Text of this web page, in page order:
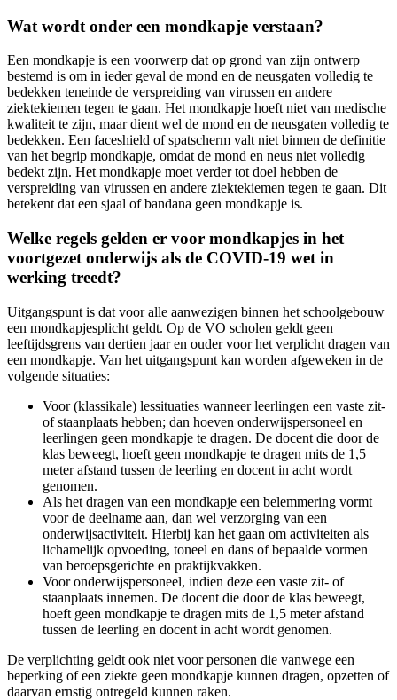
Wat wordt onder een mondkapje verstaan?
Een mondkapje is een voorwerp dat op grond van zijn ontwerp
bestemd is om in ieder geval de mond en de neusgaten volledig te
bedekken teneinde de verspreiding van virussen en andere
ziektekiemen tegen te gaan. Het mondkapje hoeft niet van medische
kwaliteit te zijn, maar dient wel de mond en de neusgaten volledig te
bedekken. Een faceshield of spatscherm valt niet binnen de definitie
van het begrip mondkapje, omdat de mond en neus niet volledig
bedekt zijn. Het mondkapje moet verder tot doel hebben de
verspreiding van virussen en andere ziektekiemen tegen te gaan. Dit
betekent dat een sjaal of bandana geen mondkapje is.
Welke regels gelden er voor mondkapjes in het
voortgezet onderwijs als de COVID-19 wet in
werking treedt?
Uitgangspunt is dat voor alle aanwezigen binnen het schoolgebouw
een mondkapjesplicht geldt. Op de VO scholen geldt geen
leeftijdsgrens van dertien jaar en ouder voor het verplicht dragen van
een mondkapje. Van het uitgangspunt kan worden afgeweken in de
volgende situaties:
Voor (klassikale) lessituaties wanneer leerlingen een vaste zit-
of staanplaats hebben; dan hoeven onderwijspersoneel en
leerlingen geen mondkapje te dragen. De docent die door de
klas beweegt, hoeft geen mondkapje te dragen mits de 1,5
meter afstand tussen de leerling en docent in acht wordt
genomen.
Als het dragen van een mondkapje een belemmering vormt
voor de deelname aan, dan wel verzorging van een
onderwijsactiviteit. Hierbij kan het gaan om activiteiten als
lichamelijk opvoeding, toneel en dans of bepaalde vormen
van beroepsgerichte en praktijkvakken.
Voor onderwijspersoneel, indien deze een vaste zit- of
staanplaats innemen. De docent die door de klas beweegt,
hoeft geen mondkapje te dragen mits de 1,5 meter afstand
tussen de leerling en docent in acht wordt genomen.
De verplichting geldt ook niet voor personen die vanwege een
beperking of een ziekte geen mondkapje kunnen dragen, opzetten of
daarvan ernstig ontregeld kunnen raken.